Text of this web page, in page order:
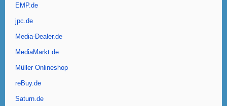
EMP.de
jpc.de
Media-Dealer.de
MediaMarkt.de
Müller Onlineshop
reBuy.de
Saturn.de